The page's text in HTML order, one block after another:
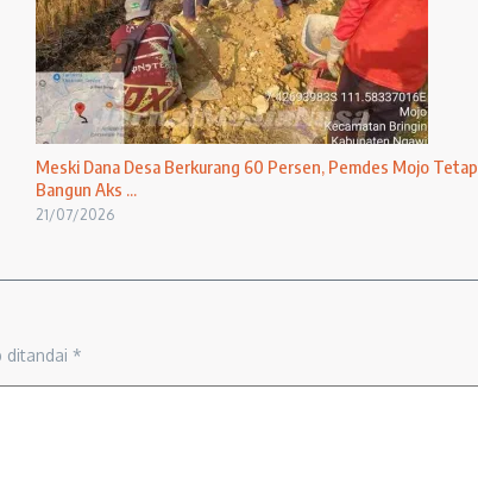
Meski Dana Desa Berkurang 60 Persen, Pemdes Mojo Tetap
Bangun Aks ...
21/07/2026
ditandai *